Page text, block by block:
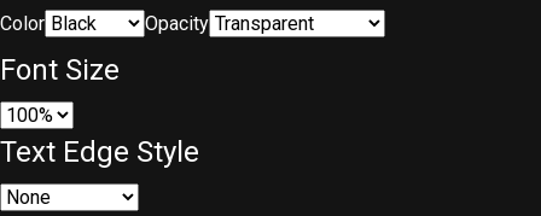
Color Opacity
Font Size
Text Edge Style